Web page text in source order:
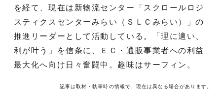
を経て、現在は新物流センター「スクロールロジ
スティクスセンターみらい（ＳＬＣみらい）」の
推進リーダーとして活動している。「理に適い、
利が叶う」を信条に、ＥＣ・通販事業者への利益
最大化へ向け日々奮闘中。趣味はサーフィン。
記事は取材・執筆時の情報で、現在は異なる場合があります。